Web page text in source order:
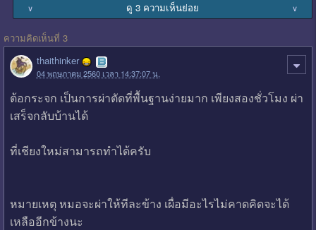
∨ ดู 3 ความเห็นย่อย ∨
ความคิดเห็นที่ 3
thaithinker
04 พฤษภาคม 2560 เวลา 14:37:07 น.
ต้อกระจก เป็นการผ่าตัดที่พื้นฐานง่ายมาก เพียงสองชั่วโมง ผ่า
เสร็จกลับบ้านได้
ที่เชียงใหม่สามารถทำได้ครับ
หมายเหตุ หมอจะผ่าให้ทีละข้าง เผื่อมีอะไรไม่คาดคิดจะได้
เหลืออีกข้างนะ